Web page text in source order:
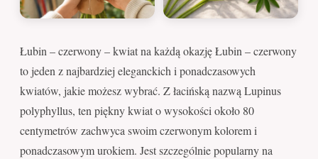
Łubin – czerwony – kwiat na każdą okazję Łubin – czerwony
to jeden z najbardziej eleganckich i ponadczasowych
kwiatów, jakie możesz wybrać. Z łacińską nazwą Lupinus
polyphyllus, ten piękny kwiat o wysokości około 80
centymetrów zachwyca swoim czerwonym kolorem i
ponadczasowym urokiem. Jest szczególnie popularny na